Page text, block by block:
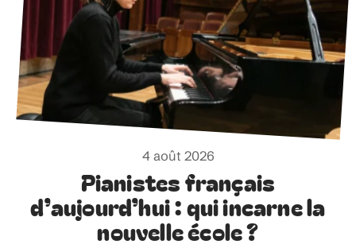
4 août 2026
Pianistes français
d’aujourd’hui : qui incarne la
nouvelle école ?